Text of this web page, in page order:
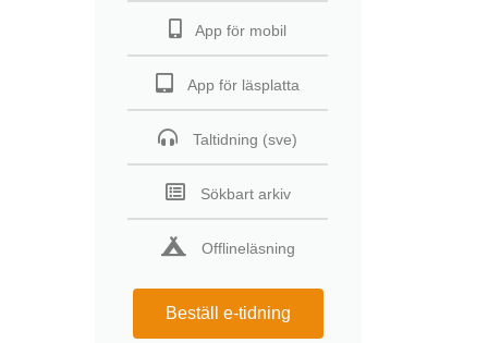
App för mobil
App för läsplatta
Taltidning (sve)
Sökbart arkiv
Offlineläsning
Beställ e-tidning